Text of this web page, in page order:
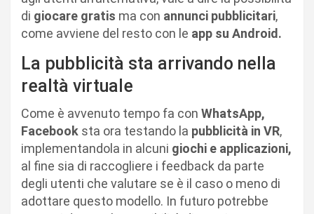
di giocare gratis ma con annunci pubblicitari,
come avviene del resto con le app su Android.
La pubblicità sta arrivando nella
realtà virtuale
Come è avvenuto tempo fa con WhatsApp,
Facebook sta ora testando la pubblicità in VR,
implementandola in alcuni giochi e applicazioni,
al fine sia di raccogliere i feedback da parte
degli utenti che valutare se è il caso o meno di
adottare questo modello. In futuro potrebbe